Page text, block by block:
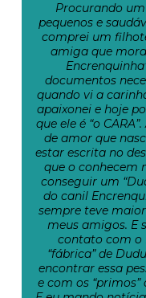
Procurando
pequenos e
comprei um
amiga que
documentos
quando vi a
apaixonei e hoje
que ele é “o
de amor que
estar escrita no
que o conhecem
conseguir um
do canil
sempre teve
meus amigos. E
contato com o
“fábrica” de
encontrar essa
e com os